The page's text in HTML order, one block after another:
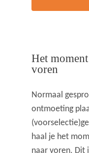
Het
voren
Normaal
ontmoeting
haal je het
naar voren. Dit